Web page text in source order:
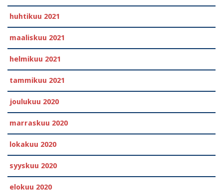
huhtikuu 2021
maaliskuu 2021
helmikuu 2021
tammikuu 2021
joulukuu 2020
marraskuu 2020
lokakuu 2020
syyskuu 2020
elokuu 2020